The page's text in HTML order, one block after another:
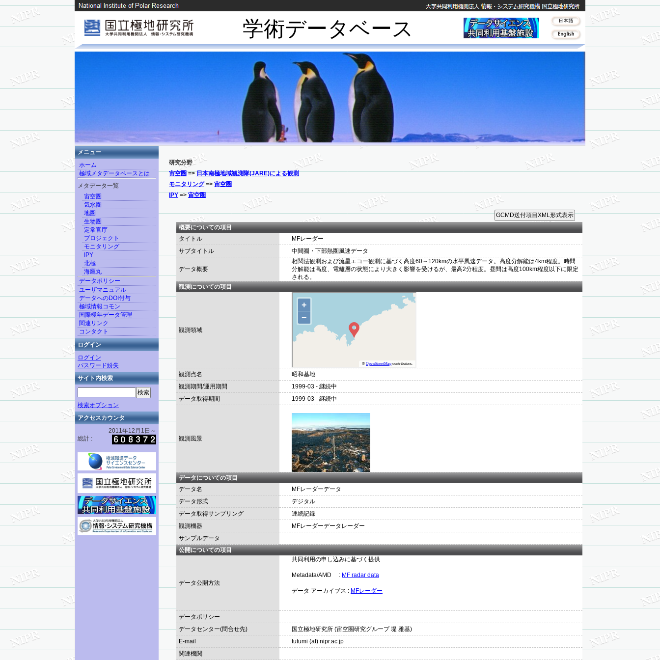
学術データベース
メニュー
ホーム
極域メタデータベースとは
メタデータ一覧
宙空圏
気水圏
地圏
生物圏
定常官庁
プロジェクト
モニタリング
IPY
北極
海鷹丸
データポリシー
ユーザマニュアル
データへのDOI付与
極域情報コモン
国際極年データ管理
関連リンク
コンタクト
ログイン
ログイン
パスワード紛失
サイト内検索
検索オプション
アクセスカウンタ
2011年12月1日～
総計 :
研究分野
宙空圏=>日本南極地域観測隊(JARE)による観測
モニタリング=> 宙空圏
IPY=>宙空圏
概要についての項目
タイトル
MFレーダー
サブタイトル
中間圏・下部熱圏風速データ
データ概要
相関法観測および流星エコー観測に基づく高度60～120kmの水平風速データ。高度分解能は4km程度。時間
分解能は高度、電離層の状態により大きく影響を受けるが、最高2分程度。昼間は高度100km程度以下に限定
される。
観測についての項目
観測領域
観測点名
昭和基地
観測期間/運用期間
1999-03 - 継続中
データ取得期間
1999-03 - 継続中
観測風景
データについての項目
データ名
MFレーダーデータ
データ形式
デジタル
データ取得サンプリング
連続記録
観測機器
MFレーダーデータレーダー
サンプルデータ
公開についての項目
データ公開方法
共同利用の申し込みに基づく提供
Metadata/AMD : MF radar data
データ アーカイブス : MFレーダー
データポリシー
データセンター(問合せ先)
国立極地研究所 (宙空圏研究グループ 堤 雅基)
E-mail
tutumi (at) nipr.ac.jp
関連機関